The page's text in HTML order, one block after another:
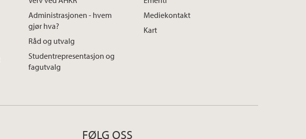
Administrasjonen - hvem
gjør hva?
Råd og utvalg
Studentrepresentasjon og
fagutvalg
Mediekontakt
Kart
FØLG OSS